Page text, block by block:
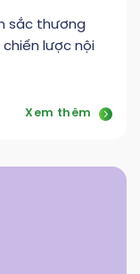
sắc thương
lược nội
Xem thêm